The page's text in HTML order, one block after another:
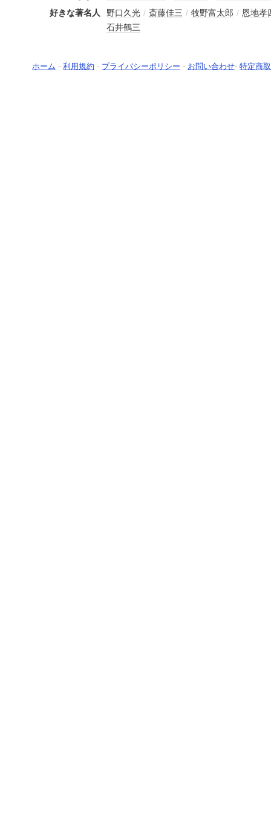
好きな著名人
野口久光 / 斎藤佳三 / 牧野富太郎 / 恩地孝
石井鶴三
ホーム - 利用規約 - プライバシーポリシー - お問い合わせ- 特定商